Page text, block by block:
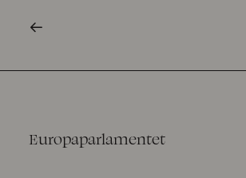
Europaparlamentet